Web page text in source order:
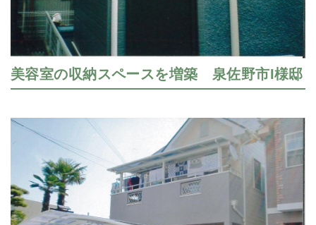
美容室の収納スペースを増築 泉佐野市I様邸